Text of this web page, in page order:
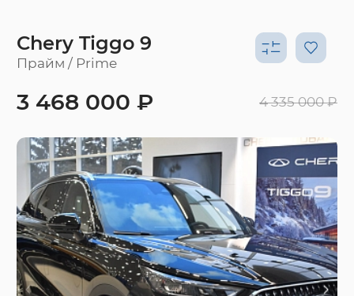
Chery Tiggo 9
Прайм / Prime
3 468 000 ₽ 4 335 000 ₽